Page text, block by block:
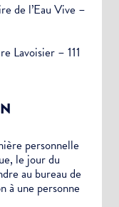
de l’Eau Vive –
Lavoisier – 111
personnelle
le jour du
au bureau de
à une personne